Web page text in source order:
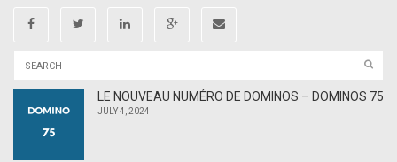
LE NOUVEAU NUMÉRO DE DOMINOS – DOMINOS 75
JULY 4, 2024